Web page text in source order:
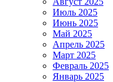
Июль 2025
Июнь 2025
Май 2025
Апрель 2025
Март 2025
Февраль 2025
Январь 2025